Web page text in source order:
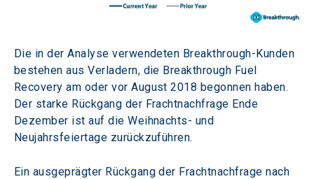
Die in der Analyse verwendeten Breakthrough-Kunden
bestehen aus Verladern, die Breakthrough Fuel
Recovery am oder vor August 2018 begonnen haben.
Der starke Rückgang der Frachtnachfrage Ende
Dezember ist auf die Weihnachts- und
Neujahrsfeiertage zurückzuführen.
Ein ausgeprägter Rückgang der Frachtnachfrage nach